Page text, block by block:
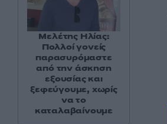
Μελέτης Ηλίας:
Πολλοί γονείς
παρασυρόμαστε
από την άσκηση
εξουσίας και
ξεφεύγουμε, χωρίς
να το
καταλαβαίνουμε